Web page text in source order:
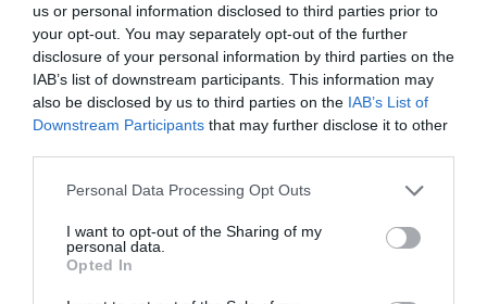
us or personal information disclosed to third parties prior to
your opt-out. You may separately opt-out of the further
disclosure of your personal information by third parties on the
IAB’s list of downstream participants. This information may
also be disclosed by us to third parties on the IAB’s List of
Downstream Participants that may further disclose it to other
Personal Data Processing Opt Outs
I want to opt-out of the Sharing of my
personal data.
Opted In
—¿Qué respondieron?
Me preguntaron por qué había venido a Israel. Les
respondí:“Yo no he venido a Israel, me habéis
secuestrado. Navegaba a Gaza.”Se reían y decían:
Después tuve una breve vista con otra funcionaria, esta vez
acompañada de una abogada de Adalah. Insistieron en que
firmase, que así regresaría antes a casa. Me mantuve firme